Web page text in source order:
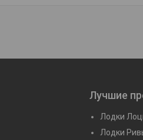
Лучшие
Лодки
Лодки